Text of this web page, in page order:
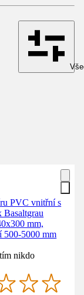
PVC vnitřní s
Basaltgrau
mm,
500-5000 mm
nikdo